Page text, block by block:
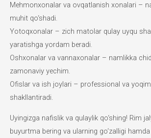
Mehmonxonalar va ovqatlanish xonalari –
muhit qo‘shadi.
Yotoqxonalar – zich matolar qulay uyqu
yaratishga yordam beradi.
Oshxonalar va vannaxonalar – namlikka
zamonaviy yechim.
Ofislar va ish joylari – professional va
shakllantiradi.
Uyingizga nafislik va qulaylik qo‘shing! Rim
buyurtma bering va ularning go‘zalligi